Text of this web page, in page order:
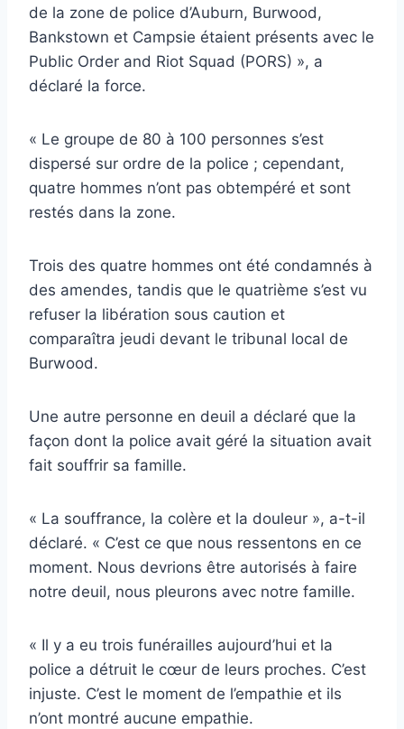
de la zone de police d’Auburn, Burwood,
Bankstown et Campsie étaient présents avec le
Public Order and Riot Squad (PORS) », a
déclaré la force.
« Le groupe de 80 à 100 personnes s’est
dispersé sur ordre de la police ; cependant,
quatre hommes n’ont pas obtempéré et sont
restés dans la zone.
Trois des quatre hommes ont été condamnés à
des amendes, tandis que le quatrième s’est vu
refuser la libération sous caution et
comparaîtra jeudi devant le tribunal local de
Burwood.
Une autre personne en deuil a déclaré que la
façon dont la police avait géré la situation avait
fait souffrir sa famille.
« La souffrance, la colère et la douleur », a-t-il
déclaré. « C’est ce que nous ressentons en ce
moment. Nous devrions être autorisés à faire
notre deuil, nous pleurons avec notre famille.
« Il y a eu trois funérailles aujourd’hui et la
police a détruit le cœur de leurs proches. C’est
injuste. C’est le moment de l’empathie et ils
n’ont montré aucune empathie.